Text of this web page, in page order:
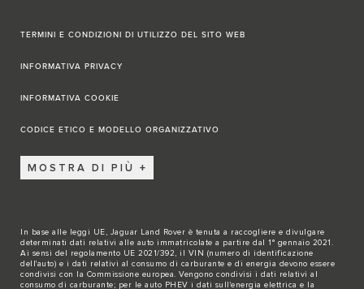
TERMINI E CONDIZIONI DI UTILIZZO DEL SITO WEB
INFORMATIVA PRIVACY
INFORMATIVA COOKIE
CODICE ETICO E MODELLO ORGANIZZATIVO
MOSTRA DI PIÙ
In base alle leggi UE, Jaguar Land Rover è tenuta a raccogliere e divulgare
determinati dati relativi alle auto immatricolate a partire dal 1° gennaio 2021.
Ai sensi del regolamento UE 2021/392, il VIN (numero di identificazione
dell'auto) e i dati relativi al consumo di carburante e di energia devono essere
condivisi con la Commissione europea. Vengono condivisi i dati relativi al
consumo di carburante; per le auto PHEV i dati sull'energia elettrica e la